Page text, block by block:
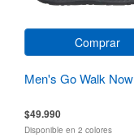
Comprar
Men's Go Walk Now
$49.990
Disponible en 2 colores